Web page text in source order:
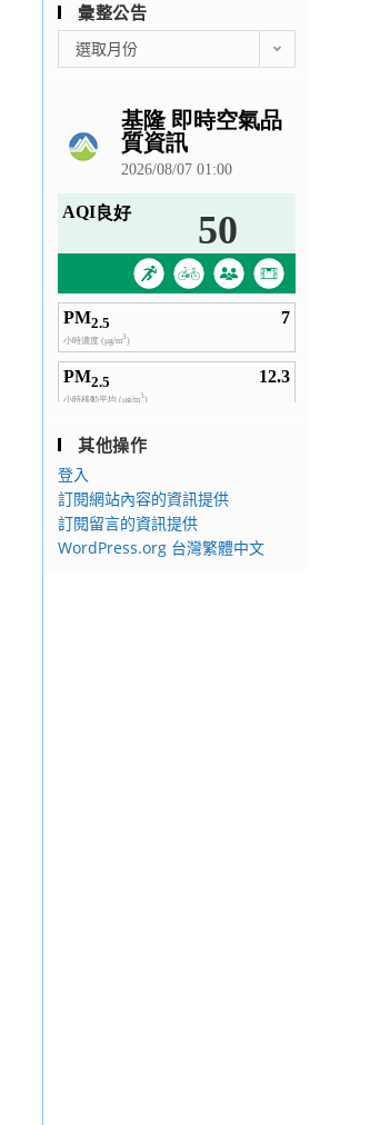
彙整公告
整
選取月份
其他操作
登入
訂閱網站內容的資訊提供
訂閱留言的資訊提供
WordPress.org 台灣繁體中文